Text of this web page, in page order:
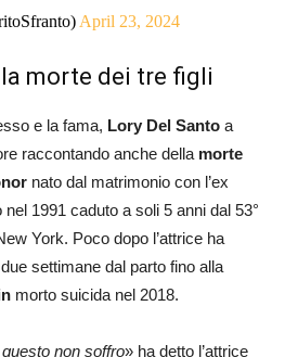
April 23, 2024
morte dei tre figli
e la fama, Lory Del Santo a
raccontando anche della morte
nato dal matrimonio con l’ex
1991 caduto a soli 5 anni dal 53°
York. Poco dopo l’attrice ha
settimane dal parto fino alla
morto suicida nel 2018.
non soffro» ha detto l’attrice